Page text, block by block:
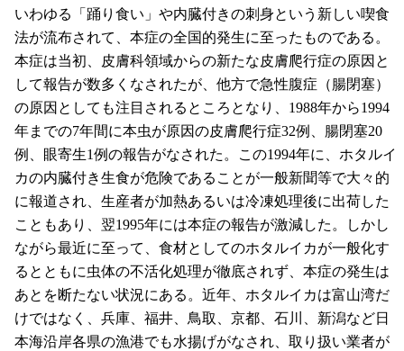
いわゆる「踊り食い」や内臓付きの刺身という新しい喫食
法が流布されて、本症の全国的発生に至ったものである。
本症は当初、皮膚科領域からの新たな皮膚爬行症の原因と
して報告が数多くなされたが、他方で急性腹症（腸閉塞）
の原因としても注目されるところとなり、1988年から1994
年までの7年間に本虫が原因の皮膚爬行症32例、腸閉塞20
例、眼寄生1例の報告がなされた。この1994年に、ホタルイ
カの内臓付き生食が危険であることが一般新聞等で大々的
に報道され、生産者が加熱あるいは冷凍処理後に出荷した
こともあり、翌1995年には本症の報告が激減した。しかし
ながら最近に至って、食材としてのホタルイカが一般化す
るとともに虫体の不活化処理が徹底されず、本症の発生は
あとを断たない状況にある。近年、ホタルイカは富山湾だ
けではなく、兵庫、福井、鳥取、京都、石川、新潟など日
本海沿岸各県の漁港でも水揚げがなされ、取り扱い業者が